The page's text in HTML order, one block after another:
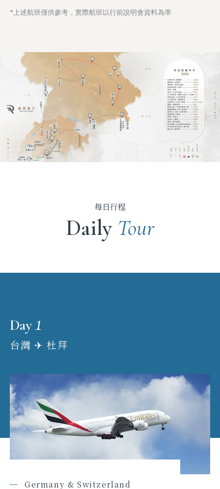
*上述航班僅供參考，實際航班以行前說明會資料為準
每日行程
Daily Tour
Day1
台灣 ✈︎ 杜拜
Germany & Switzerland